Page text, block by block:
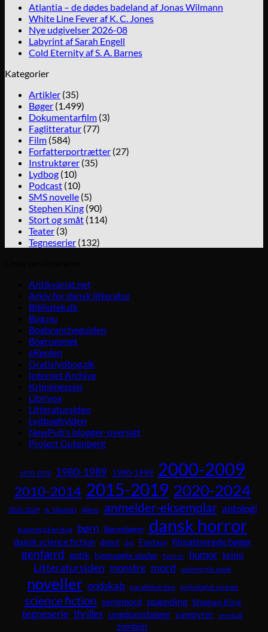
Atlantia – de dødes badeland af Jonas Wilmann
White Line Fever af K. C. Jones
Nye udgivelser 2026-08
Labyrint af Sarah Engell
Cold Eternity af S. A. Barnes
Kategorier
Artikler (35)
Bøger (1.499)
Dokumentarfilm (3)
Faglitteratur (77)
Film (584)
Forfatterportrætter (27)
Instruktører (35)
Lydbog (10)
Podcast (10)
SMS novelle (5)
Stephen King (90)
Stort og småt (114)
Teater (3)
Tegneserier (132)
Antikvariat.net
Arkiv for dansk litteratur
Bibliotek.dk
Bog.nu
Bogbrancheguiden
Bogrummet
eReolen
Gratislydbog.dk
Internet Archive
Krimimessen
Librivox
Litteratursiden
Lydboghylden
NewPub's blogger-oversigt
Project Gutenberg
1970-1979 1980-1989 1990-1999 2000-2009
2010-2014 2015-2019 2020-2024
2025-2029 A. Silvestri Aliens anmelder-eksemplar antologi
baseret på en bog børn Børnebøger dansk horror
dansk science fiction debut dyr Fantasy filmatiserede bøger
genfærd gotik hjemsøgte steder horror humor krimi
Litteratursiden monstre mord naturen går amok
noveller ondskab parallelverden psykologisk portræt
science fiction seriemord spænding Stephen King
tegneserie thriller ungdomsbøger vampyrer venskab
zombier